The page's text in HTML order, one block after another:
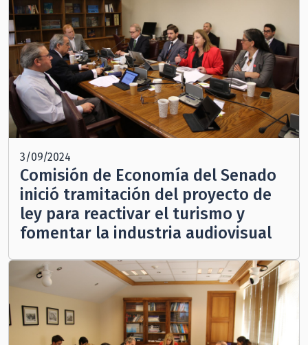
3/09/2024
Comisión de Economía del Senado
inició tramitación del proyecto de
ley para reactivar el turismo y
fomentar la industria audiovisual